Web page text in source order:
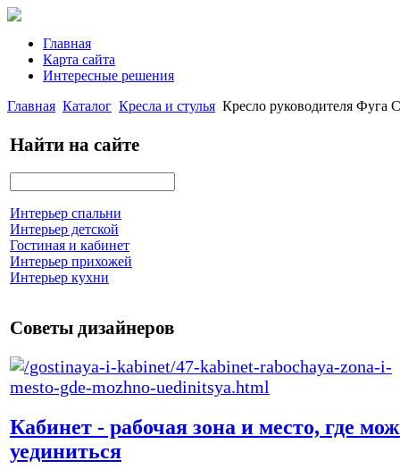
Главная
Карта сайта
Интересные решения
Главная Каталог Кресла и стулья Кресло руководителя Фуга
Найти на сайте
Интерьер спальни
Интерьер детской
Гостиная и кабинет
Интерьер прихожей
Интерьер кухни
Советы дизайнеров
Кабинет - рабочая зона и место, где
уединиться